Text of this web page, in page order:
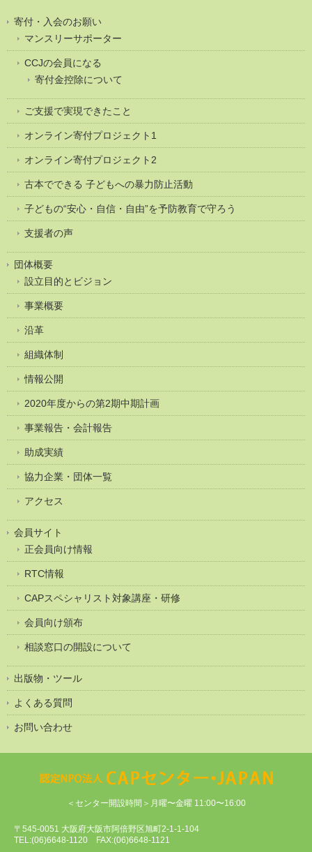
寄付・入会のお願い
マンスリーサポーター
CCJの会員になる
寄付金控除について
ご支援で実現できたこと
オンライン寄付プロジェクト1
オンライン寄付プロジェクト2
古本でできる 子どもへの暴力防止活動
子どもの“安心・自信・自由”を予防教育で守ろう
支援者の声
団体概要
設立目的とビジョン
事業概要
沿革
組織体制
情報公開
2020年度からの第2期中期計画
事業報告・会計報告
助成実績
協力企業・団体一覧
アクセス
会員サイト
正会員向け情報
RTC情報
CAPスペシャリスト対象講座・研修
会員向け頒布
相談窓口の開設について
出版物・ツール
よくある質問
お問い合わせ
＜センター開設時間＞月曜〜金曜 11:00〜16:00
〒545-0051 大阪府大阪市阿倍野区旭町2-1-1-104
TEL:(06)6648-1120 FAX:(06)6648-1121